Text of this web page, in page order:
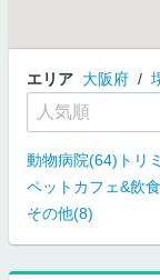
エリア 大阪府
動物病院(64) トリ
ペットカフェ&飲
その他(8)